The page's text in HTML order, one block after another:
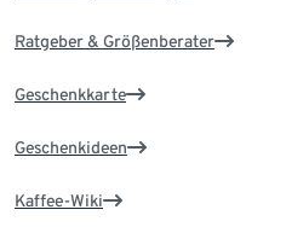
Ratgeber & Größenberater
Geschenkkarte
Geschenkideen
Kaffee-Wiki